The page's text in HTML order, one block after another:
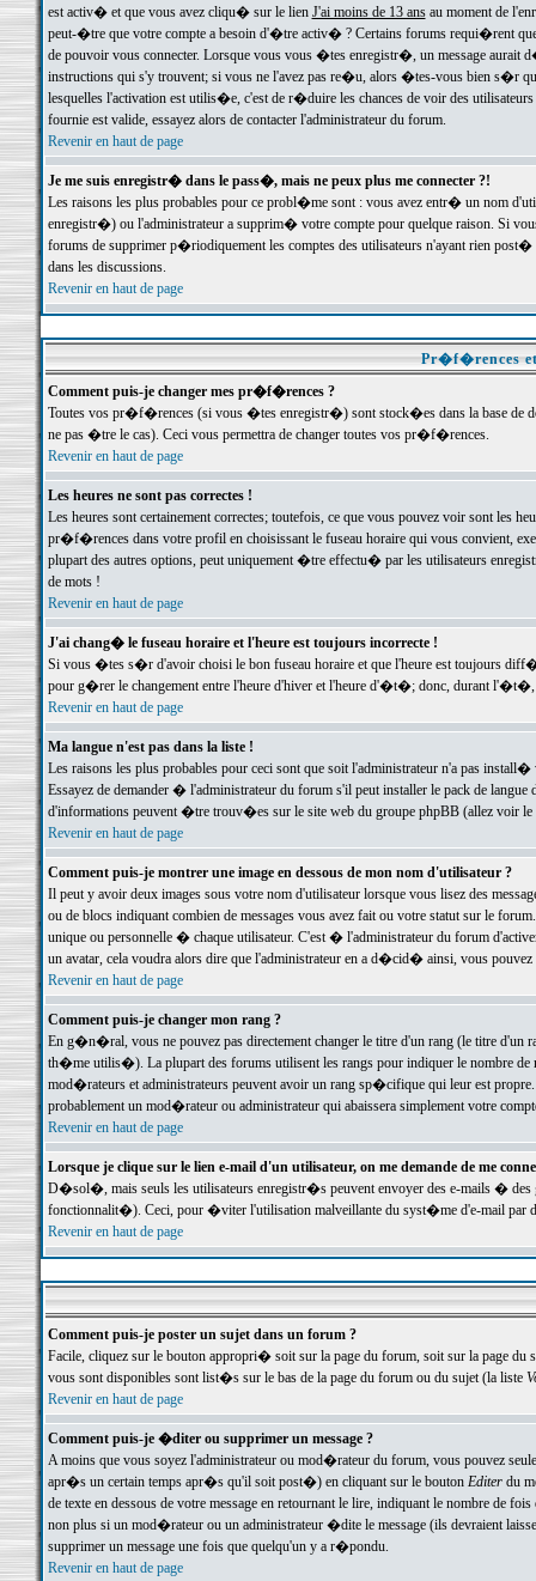
est activ� et que vous avez cliqu� sur le lien J'ai moins de 13 ansau moment de
peut-�tre que votre compte a besoin d'�tre activ� ? Certains forums requi�rent
de pouvoir vous connecter. Lorsque vous vous �tes enregistr�, un message aurait
instructions qui s'y trouvent; si vous ne l'avez pas re�u, alors �tes-vous bien s�r
lesquelles l'activation est utilis�e, c'est de r�duire les chances de voir des
fournie est valide, essayez alors de contacter l'administrateur du forum.
Revenir en haut de page
Je me suis enregistr� dans le pass�, mais ne peux plus me connecter ?!
Les raisons les plus probables pour ce probl�me sont : vous avez entr� un nom
enregistr�) ou l'administrateur a supprim� votre compte pour quelque raison. Si
forums de supprimer p�riodiquement les comptes des utilisateurs n'ayant rien
dans les discussions.
Revenir en haut de page
Pr�f�rences
Comment puis-je changer mes pr�f�rences ?
Toutes vos pr�f�rences (si vous �tes enregistr�) sont stock�es dans la base de
ne pas �tre le cas). Ceci vous permettra de changer toutes vos pr�f�rences.
Revenir en haut de page
Les heures ne sont pas correctes !
Les heures sont certainement correctes; toutefois, ce que vous pouvez voir sont
pr�f�rences dans votre profil en choisissant le fuseau horaire qui vous convient,
plupart des autres options, peut uniquement �tre effectu� par les utilisateurs
de mots !
Revenir en haut de page
J'ai chang� le fuseau horaire et l'heure est toujours incorrecte !
Si vous �tes s�r d'avoir choisi le bon fuseau horaire et que l'heure est toujours
pour g�rer le changement entre l'heure d'hiver et l'heure d'�t�; donc, durant
Revenir en haut de page
Ma langue n'est pas dans la liste !
Les raisons les plus probables pour ceci sont que soit l'administrateur n'a pas
Essayez de demander � l'administrateur du forum s'il peut installer le pack de
d'informations peuvent �tre trouv�es sur le site web du groupe phpBB (allez voir le
Revenir en haut de page
Comment puis-je montrer une image en dessous de mon nom d'utilisateur ?
Il peut y avoir deux images sous votre nom d'utilisateur lorsque vous lisez des
ou de blocs indiquant combien de messages vous avez fait ou votre statut sur le
unique ou personnelle � chaque utilisateur. C'est � l'administrateur du forum
un avatar, cela voudra alors dire que l'administrateur en a d�cid� ainsi, vous
Revenir en haut de page
Comment puis-je changer mon rang ?
En g�n�ral, vous ne pouvez pas directement changer le titre d'un rang (le titre d'un
th�me utilis�). La plupart des forums utilisent les rangs pour indiquer le nombre de
mod�rateurs et administrateurs peuvent avoir un rang sp�cifique qui leur est
probablement un mod�rateur ou administrateur qui abaissera simplement votre
Revenir en haut de page
Lorsque je clique sur le lien e-mail d'un utilisateur, on me demande de me
D�sol�, mais seuls les utilisateurs enregistr�s peuvent envoyer des e-mails �
fonctionnalit�). Ceci, pour �viter l'utilisation malveillante du syst�me d'e-mail par
Revenir en haut de page
Comment puis-je poster un sujet dans un forum ?
Facile, cliquez sur le bouton appropri� soit sur la page du forum, soit sur la page du
vous sont disponibles sont list�s sur le bas de la page du forum ou du sujet (la liste
Revenir en haut de page
Comment puis-je �diter ou supprimer un message ?
A moins que vous soyez l'administrateur ou mod�rateur du forum, vous pouvez
apr�s un certain temps apr�s qu'il soit post�) en cliquant sur le bouton Editerdu
de texte en dessous de votre message en retournant le lire, indiquant le nombre
non plus si un mod�rateur ou un administrateur �dite le message (ils devraient
supprimer un message une fois que quelqu'un y a r�pondu.
Revenir en haut de page